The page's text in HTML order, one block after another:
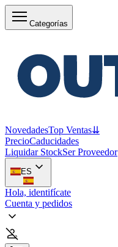
Categorías
NovedadesTop Ventas⇊
PrecioCaducidades
Liquidar StockSer Proveedor
ES
Hola, identifícate
Cuenta y pedidos